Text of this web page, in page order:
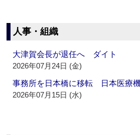
人事・組織
大津賀会長が退任へ ダイト
2026年07月24日 (金)
事務所を日本橋に移転 日本医療
2026年07月15日 (水)